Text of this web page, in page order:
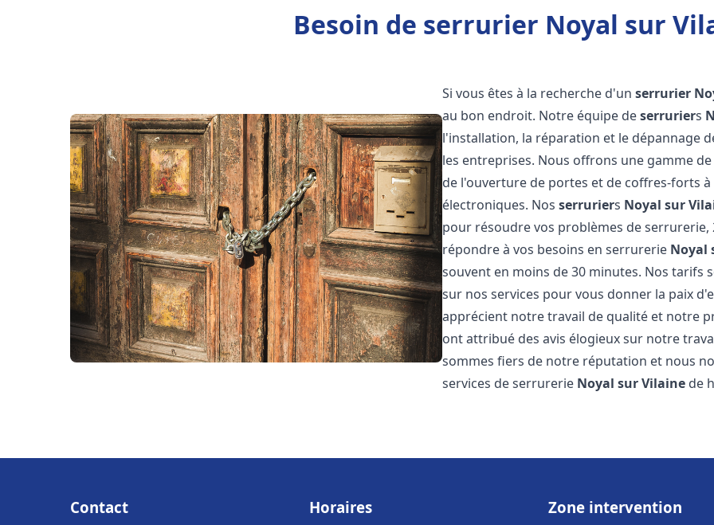
Besoin de serrurier Noyal sur
Si vous êtes à la recherche d'unserrurier
au bon endroit. Notre équipe deserruriers
l'installation, la réparation et le dépannage
les entreprises. Nous offrons une gamme
de l'ouverture de portes et de coffres-forts
électroniques. Nosserruriers Noyal sur
pour résoudre vos problèmes de serrurerie,
répondre à vos besoins en serrurerie Noyal
souvent en moins de 30 minutes. Nos
sur nos services pour vous donner la paix
apprécient notre travail de qualité et notre
ont attribué des avis élogieux sur notre
sommes fiers de notre réputation et nous
services de serrurerie Noyal sur Vilaine de
Contact Horaires Zone intervention